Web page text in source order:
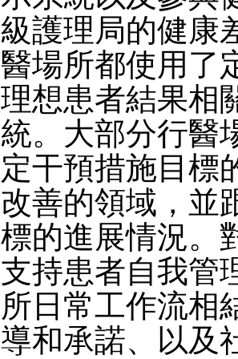
級護理局的健康
醫場所都使用了
理想患者結果相
統。大部分行醫
定干預措施目標
改善的領域，並
標的進展情況。
支持患者自我管
所日常工作流相
導和承諾、以及